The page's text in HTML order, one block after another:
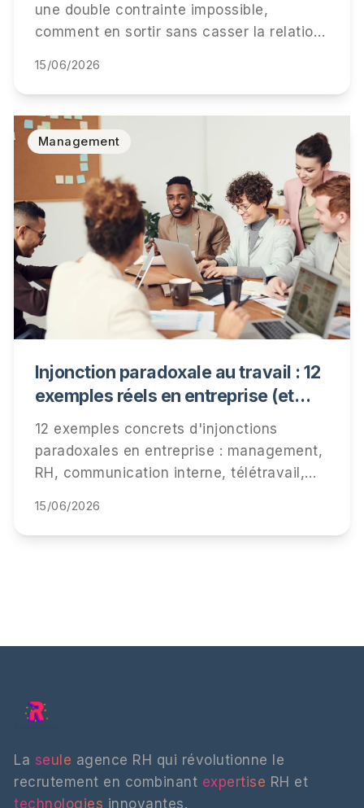
une double contrainte impossible,
comment en sortir sans casser la relation
scripts de métacommunication, retour
d'expérience cabinet.
15/06/2026
Management
Injonction paradoxale au travail : 12
exemples réels en entreprise (et
comment les détecter)
12 exemples concrets d'injonctions
paradoxales en entreprise : management,
RH, communication interne, télétravail,
qu'elles coûtent à vos équipes, et
comment y répondre.
15/06/2026
La seule agence RH qui révolutionne le
recrutement en combinant expertise RH et
technologies innovantes.